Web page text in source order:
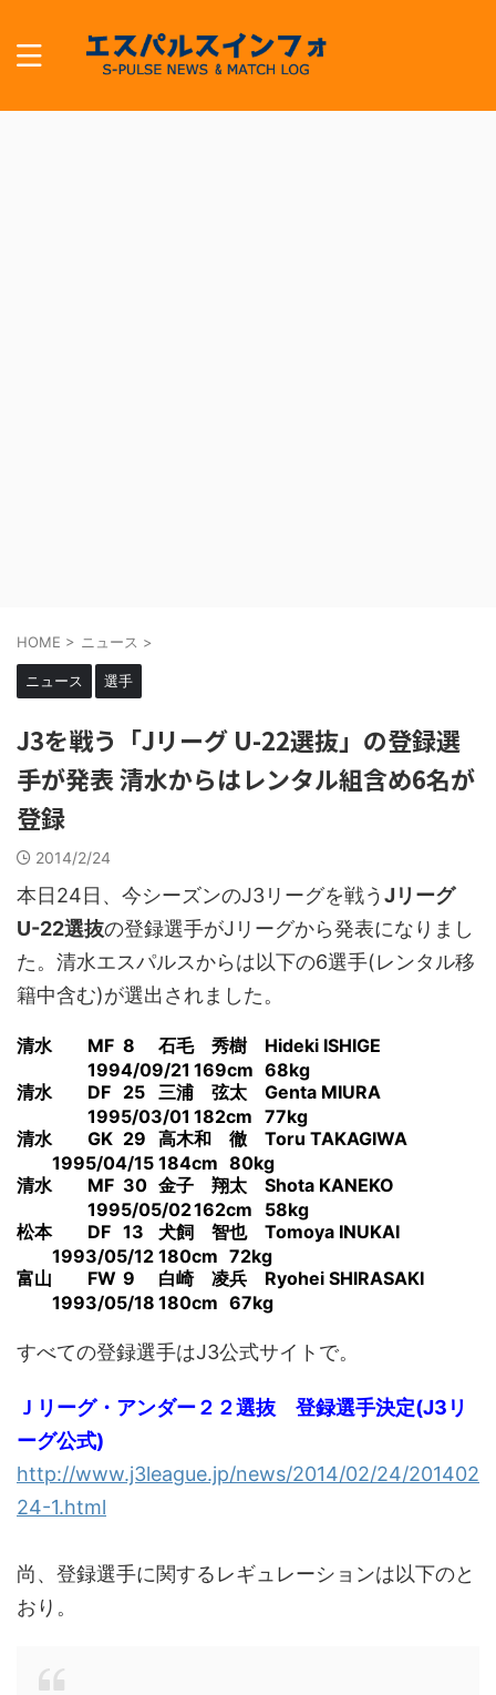
HOME > ニュース >
ニュース 選手
J3を戦う「Jリーグ U-22選抜」の登録選
手が発表 清水からはレンタル組含め6名が
登録
2014/2/24
本日24日、今シーズンのJ3リーグを戦うJリーグ
U-22選抜の登録選手がJリーグから発表になりまし
た。清水エスパルスからは以下の6選手(レンタル移
籍中含む)が選出されました。
清水 MF 8 石毛 秀樹
Hideki ISHIGE
1994/09/21 169cm 68kg
清水
DF 25 三浦 弦太
Genta MIURA
1995/03/01 182cm 77kg
清水
GK 29 高木和 徹
Toru TAKAGIWA
1995/04/15 184cm 80kg
清水
MF 30 金子 翔太
Shota KANEKO
1995/05/02162cm
58kg
松本
DF 13 犬飼 智也
Tomoya INUKAI
1993/05/12 180cm 72kg
富山
FW 9 白崎 凌兵
Ryohei SHIRASAKI
1993/05/18 180cm 67kg
すべての登録選手はJ3公式サイトで。
Ｊリーグ・アンダー２２選抜 登録選手決定(J3リ
ーグ公式)
http://www.j3league.jp/news/2014/02/24/201402
24-1.html
尚、登録選手に関するレギュレーションは以下のと
おり。